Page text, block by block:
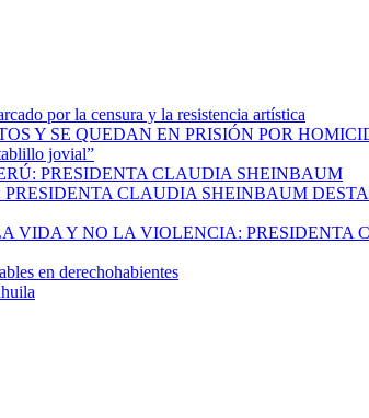
por la censura y la resistencia artística
Y SE QUEDAN EN PRISIÓN POR
jovial”
PRESIDENTA CLAUDIA SHEINBAUM
CLAUDIA SHEINBAUM
VIDA Y NO LA VIOLENCIA: PRESIDENTA
en derechohabientes